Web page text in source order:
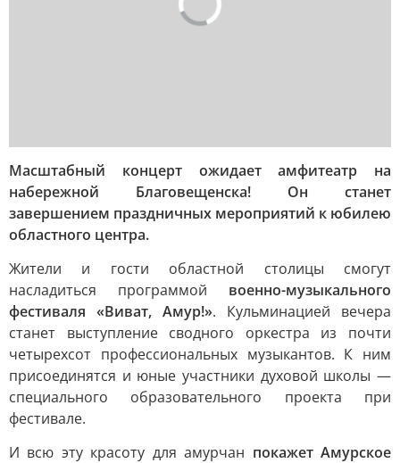
Масштабный концерт ожидает амфитеатр на
набережной Благовещенска! Он станет
завершением праздничных мероприятий к юбилею
областного центра.
Жители и гости областной столицы смогут
насладиться программой военно-музыкального
фестиваля «Виват, Амур!». Кульминацией вечера
станет выступление сводного оркестра из почти
четырехсот профессиональных музыкантов. К ним
присоединятся и юные участники духовой школы —
специального образовательного проекта при
фестивале.
И всю эту красоту для амурчан покажет Амурское